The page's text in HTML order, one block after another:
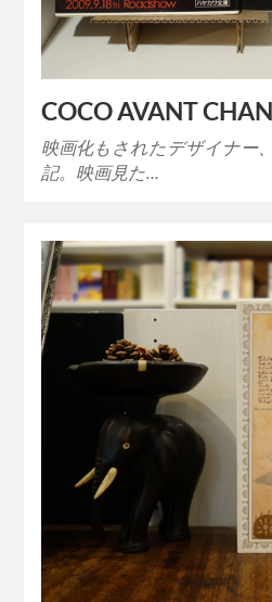
COCO AVANT
映画化もされたデザイナー
記。映画見た…